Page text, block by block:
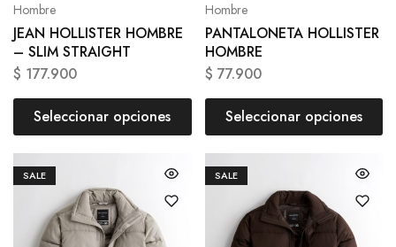
Hombre
JEAN HOLLISTER HOMBRE
– SLIM STRAIGHT
$ 177.900
Seleccionar opciones
Hombre
PANTALONETA HOLLISTER
HOMBRE
$ 77.900
Seleccionar opciones
SALE SALE